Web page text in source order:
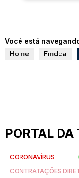
Você está
Home
Fmdca
PORTAL DA
CORONAVÍRUS
CONTRATAÇÕES